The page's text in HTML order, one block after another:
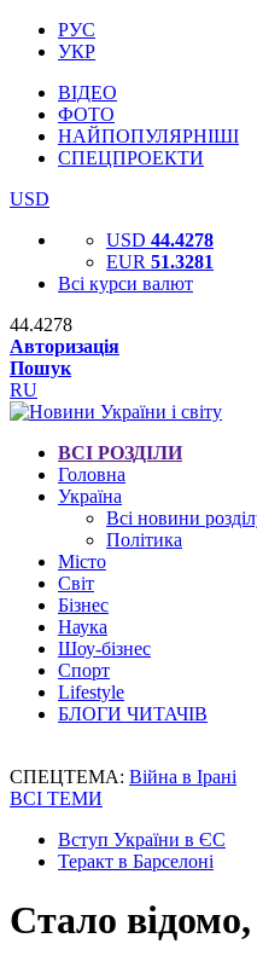
РУС
УКР
ВІДЕО
ФОТО
НАЙПОПУЛЯРНІШІ
СПЕЦПРОЕКТИ
USD
USD 44.4278
EUR 51.3281
Всі курси валют
44.4278
Авторизація
Пошук
RU
ВСІ РОЗДІЛИ
Головна
Україна
Всі новини
Політика
Місто
Світ
Бізнес
Наука
Шоу-бізнес
Спорт
Lifestyle
БЛОГИ ЧИТАЧІВ
СПЕЦТЕМА: Війна в Ірані
ВСІ ТЕМИ
Вступ України в ЄС
Теракт в Барселоні
Стало